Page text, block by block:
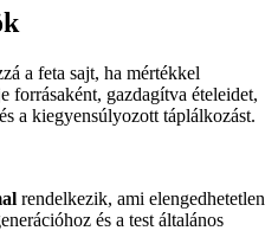
a feta sajt, ha mértékkel
forrásaként, gazdagítva ételeidet,
a kiegyensúlyozott táplálkozást.
rendelkezik, ami elengedhetetlen
és a test általános